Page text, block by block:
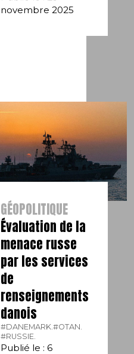
novembre 2025
GÉOPOLITIQUE
Évaluation de la
menace russe
par les services
de
renseignements
danois
#DANEMARK. #OTAN.
#RUSSIE.
Publié le : 6